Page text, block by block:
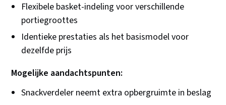
Flexibele basket-indeling voor verschillende
portiegroottes
Identieke prestaties als het basismodel voor
dezelfde prijs
Mogelijke aandachtspunten:
Snackverdeler neemt extra opbergruimte in beslag